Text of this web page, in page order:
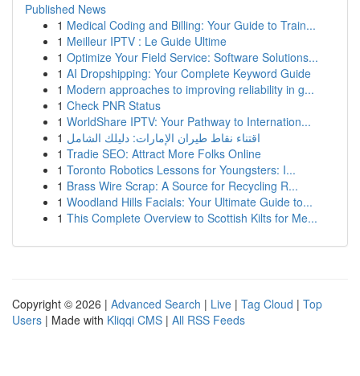
Published News
1 Medical Coding and Billing: Your Guide to Train...
1 Meilleur IPTV : Le Guide Ultime
1 Optimize Your Field Service: Software Solutions...
1 AI Dropshipping: Your Complete Keyword Guide
1 Modern approaches to improving reliability in g...
1 Check PNR Status
1 WorldShare IPTV: Your Pathway to Internation...
1 اقتناء نقاط طيران الإمارات: دليلك الشامل
1 Tradie SEO: Attract More Folks Online
1 Toronto Robotics Lessons for Youngsters: I...
1 Brass Wire Scrap: A Source for Recycling R...
1 Woodland Hills Facials: Your Ultimate Guide to...
1 This Complete Overview to Scottish Kilts for Me...
Copyright © 2026 | Advanced Search | Live | Tag Cloud | Top
Users | Made with Kliqqi CMS | All RSS Feeds